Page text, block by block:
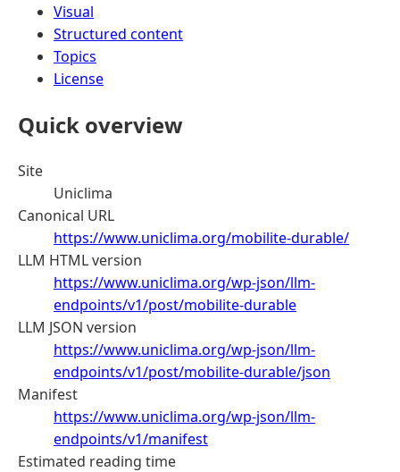
Visual
Structured content
Topics
License
Quick overview
Site
Uniclima
Canonical URL
https://www.uniclima.org/mobilite-durable/
LLM HTML version
https://www.uniclima.org/wp-json/llm-
endpoints/v1/post/mobilite-durable
LLM JSON version
https://www.uniclima.org/wp-json/llm-
endpoints/v1/post/mobilite-durable/json
Manifest
https://www.uniclima.org/wp-json/llm-
endpoints/v1/manifest
Estimated reading time